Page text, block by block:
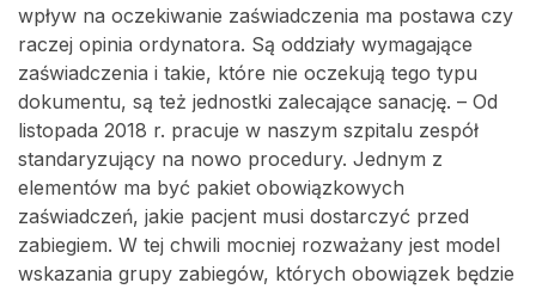
wpływ na oczekiwanie zaświadczenia ma postawa czy
raczej opinia ordynatora. Są oddziały wymagające
zaświadczenia i takie, które nie oczekują tego typu
dokumentu, są też jednostki zalecające sanację. – Od
listopada 2018 r. pracuje w naszym szpitalu zespół
standaryzujący na nowo procedury. Jednym z
elementów ma być pakiet obowiązkowych
zaświadczeń, jakie pacjent musi dostarczyć przed
zabiegiem. W tej chwili mocniej rozważany jest model
wskazania grupy zabiegów, których obowiązek będzie